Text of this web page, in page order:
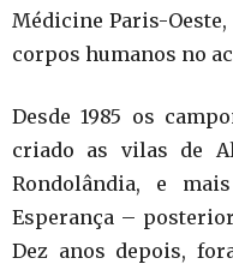
Médicine Paris-
corpos humanos no
Desde 1985 os
criado as vilas de
Rondolândia, e
Esperança –
Dez anos depois,